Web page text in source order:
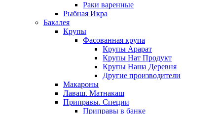
Раки варенные
Рыбная Икра
Бакалея
Крупы
Фасованная крупа
Крупы Арарат
Крупы Нат Продукт
Крупы Наша Деревня
Другие производители
Макароны
Лаваш. Матнакаш
Приправы. Специи
Приправы в банке